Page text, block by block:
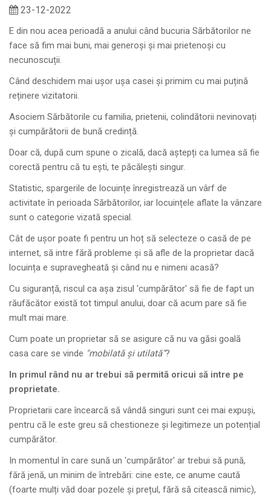
23-12-2022
E din nou acea perioadă a anului când bucuria Sărbătorilor ne
face să fim mai buni, mai generoși și mai prietenoși cu
necunoscuții.
Când deschidem mai ușor ușa casei și primim cu mai puțină
reținere vizitatorii.
Asociem Sărbătorile cu familia, prietenii, colindătorii nevinovați
și cumpărătorii de bună credință.
Doar că, după cum spune o zicală, dacă aștepți ca lumea să fie
corectă pentru că tu ești, te păcălești singur.
Statistic, spargerile de locuințe înregistrează un vârf de
activitate în perioada Sărbătorilor, iar locuințele aflate la vânzare
sunt o categorie vizată special.
Cât de ușor poate fi pentru un hoț să selecteze o casă de pe
internet, să intre fără probleme și să afle de la proprietar dacă
locuința e supravegheată și când nu e nimeni acasă?
Cu siguranță, riscul ca așa zisul 'cumpărător' să fie de fapt un
răufăcător există tot timpul anului, doar că acum pare să fie
mult mai mare.
Cum poate un proprietar să se asigure că nu va găsi goală
casa care se vinde "mobilată și utilată"?
In primul rând nu ar trebui să permită oricui să intre pe
proprietate.
Proprietarii care încearcă să vândă singuri sunt cei mai expuși,
pentru că le este greu să chestioneze și legitimeze un potențial
cumpărător.
In momentul în care sună un 'cumpărător' ar trebui să pună,
fără jenă, un minim de întrebări: cine este, ce anume caută
(foarte mulți văd doar pozele și prețul, fără să citească nimic),